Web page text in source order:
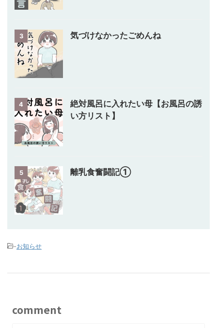
3 気づけなかったごめんね
4
絶対風呂に入れたい母【お風呂の誘
い方リスト】
5 離乳食奮闘記①
-お知らせ
comment